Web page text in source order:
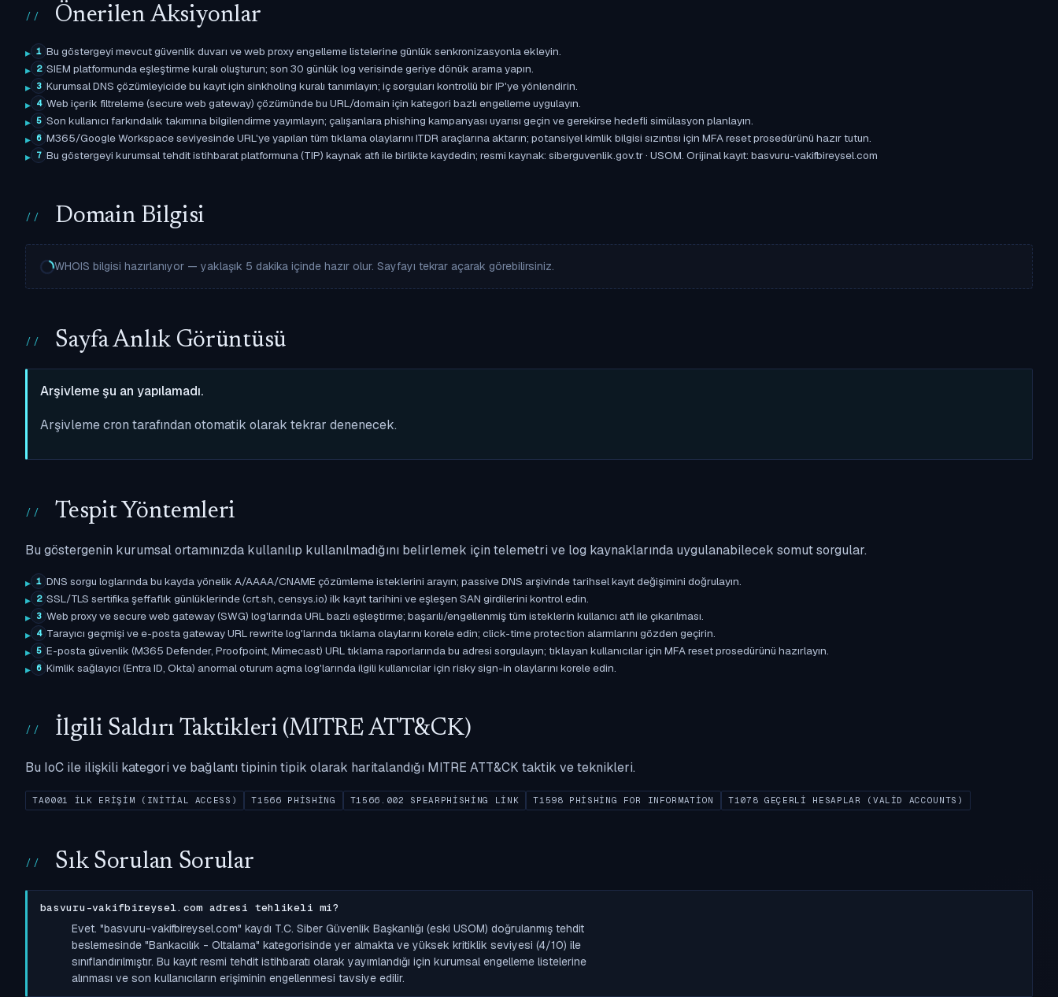
Önerilen Aksiyonlar
1 Bu göstergeyi mevcut güvenlik duvarı ve web proxy engelleme listelerine günlük senkronizasyonla ekleyin.
2 SIEM platformunda eşleştirme kuralı oluşturun; son 30 günlük log verisinde geriye dönük arama yapın.
3 Kurumsal DNS çözümleyicide bu kayıt için sinkholing kuralı tanımlayın; iç sorguları kontrollü bir IP'ye yönlendirin.
4 Web içerik filtreleme (secure web gateway) çözümünde bu URL/domain için kategori bazlı engelleme uygulayın.
5 Son kullanıcı farkındalık takımına bilgilendirme yayımlayın; çalışanlara phishing kampanyası uyarısı geçin ve gerekirse hedefli simülasyon planlayın.
6 M365/Google Workspace seviyesinde URL'ye yapılan tüm tıklama olaylarını ITDR araçlarına aktarın; potansiyel kimlik bilgisi sızıntısı için MFA reset prosedürünü hazır tutun.
7 Bu göstergeyi kurumsal tehdit istihbarat platformuna (TIP) kaynak atfı ile birlikte kaydedin; resmi kaynak: siberguvenlik.gov.tr · USOM. Orijinal kayıt: basvuru-vakifbireysel.com
Domain Bilgisi
WHOIS bilgisi hazırlanıyor — yaklaşık 5 dakika içinde hazır olur. Sayfayı tekrar açarak görebilirsiniz.
Sayfa Anlık Görüntüsü
Arşivleme şu an yapılamadı.
Arşivleme cron tarafından otomatik olarak tekrar denenecek.
Tespit Yöntemleri
Bu göstergenin kurumsal ortamınızda kullanılıp kullanılmadığını belirlemek için telemetri ve log kaynaklarında uygulanabilecek somut sorgular.
1 DNS sorgu loglarında bu kayda yönelik A/AAAA/CNAME çözümleme isteklerini arayın; passive DNS arşivinde tarihsel kayıt değişimini doğrulayın.
2 SSL/TLS sertifika şeffaflık günlüklerinde (crt.sh, censys.io) ilk kayıt tarihini ve eşleşen SAN girdilerini kontrol edin.
3 Web proxy ve secure web gateway (SWG) log'larında URL bazlı eşleştirme; başarılı/engellenmiş tüm isteklerin kullanıcı atfı ile çıkarılması.
4 Tarayıcı geçmişi ve e-posta gateway URL rewrite log'larında tıklama olaylarını korele edin; click-time protection alarmlarını gözden geçirin.
5 E-posta güvenlik (M365 Defender, Proofpoint, Mimecast) URL tıklama raporlarında bu adresi sorgulayın; tıklayan kullanıcılar için MFA reset prosedürünü hazırlayın.
6 Kimlik sağlayıcı (Entra ID, Okta) anormal oturum açma log'larında ilgili kullanıcılar için risky sign-in olaylarını korele edin.
İlgili Saldırı Taktikleri (MITRE ATT&CK)
Bu IoC ile ilişkili kategori ve bağlantı tipinin tipik olarak haritalandığı MITRE ATT&CK taktik ve teknikleri.
TA0001 İLK ERIŞIM (INITIAL ACCESS) T1566 PHISHING T1566.002 SPEARPHISHING LINK T1598 PHISHING FOR INFORMATION T1078 GEÇERLI HESAPLAR (VALID ACCOUNTS)
Sık Sorulan Sorular
basvuru-vakifbireysel.com adresi tehlikeli mi?
Evet. "basvuru-vakifbireysel.com" kaydı T.C. Siber Güvenlik Başkanlığı (eski USOM) doğrulanmış tehdit
beslemesinde "Bankacılık - Oltalama" kategorisinde yer almakta ve yüksek kritiklik seviyesi (4/10) ile
sınıflandırılmıştır. Bu kayıt resmi tehdit istihbaratı olarak yayımlandığı için kurumsal engelleme listelerine
alınması ve son kullanıcıların erişiminin engellenmesi tavsiye edilir.